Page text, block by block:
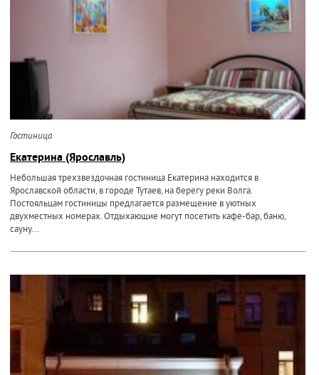
Гостиница
Екатерина (Ярославль)
Небольшая трехзвездочная гостиница Екатерина находится в
Ярославской области, в городе Тутаев, на берегу реки Волга.
Постояльцам гостиницы предлагается размещение в уютных
двухместных номерах. Отдыхающие могут посетить кафе-бар, баню,
сауну...